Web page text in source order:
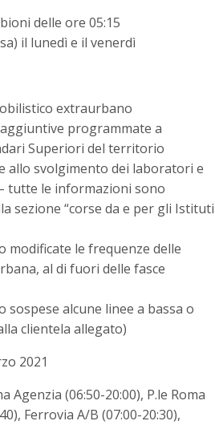
delle ore 05:15
il lunedì e il venerdì
extraurbano
programmate a
Superiori del territorio
allo svolgimento dei laboratori e
tutte le informazioni sono
sezione “corse da e per gli Istituti
modificate le frequenze delle
al di fuori delle fasce
sospese alcune linee a bassa o
clientela allegato)
2021
(06:50-20:00), P.le Roma
Ferrovia A/B (07:00-20:30),